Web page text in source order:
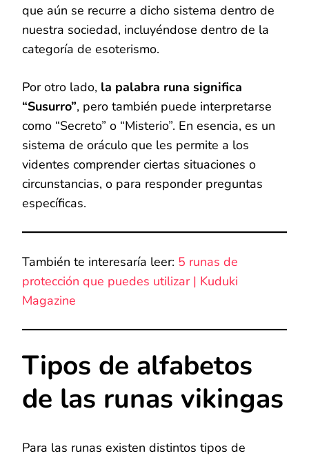
que aún se recurre a dicho sistema dentro de
nuestra sociedad, incluyéndose dentro de la
categoría de esoterismo.
Por otro lado, la palabra runa significa
“Susurro”, pero también puede interpretarse
como “Secreto” o “Misterio”. En esencia, es un
sistema de oráculo que les permite a los
videntes comprender ciertas situaciones o
circunstancias, o para responder preguntas
específicas.
También te interesaría leer: 5 runas de
protección que puedes utilizar | Kuduki
Magazine
Tipos de alfabetos
de las runas vikingas
Para las runas existen distintos tipos de